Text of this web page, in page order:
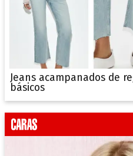
Jeans acampanados de
básicos